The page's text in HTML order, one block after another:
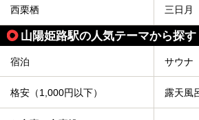
西栗栖 三日月
山陽姫路駅の人気テーマから探す
宿泊 サウナ
格安（1,000円以下） 露天風